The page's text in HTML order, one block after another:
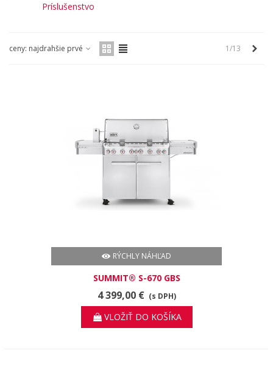
Príslušenstvo
ceny: najdrahšie prvé 1/13
RÝCHLY NÁHĽAD
SUMMIT® S-670 GBS
4 399,00 € (s DPH)
VLOŽIŤ DO KOŠÍKA